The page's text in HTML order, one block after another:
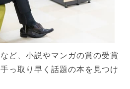
ど、小説やマンガの賞の受賞
っ取り早く話題の本を見つけ